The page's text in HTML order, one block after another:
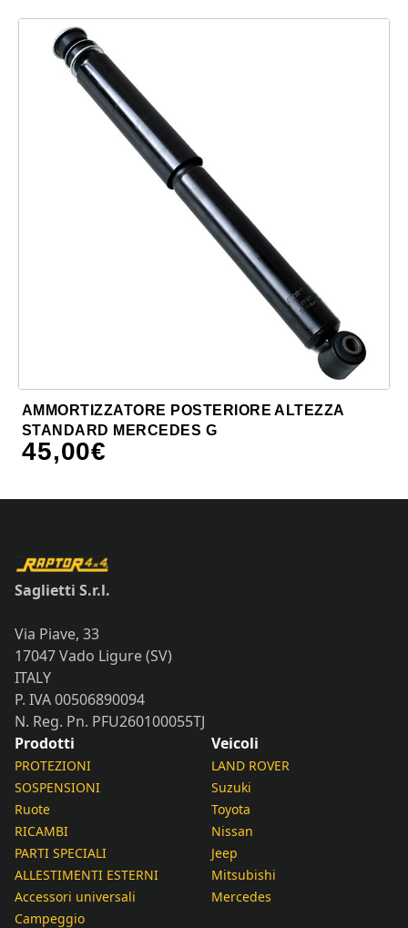
AMMORTIZZATORE POSTERIORE ALTEZZA
STANDARD MERCEDES G
45,00€
Saglietti S.r.l.
Via Piave, 33
17047 Vado Ligure (SV)
ITALY
P. IVA 00506890094
N. Reg. Pn. PFU260100055TJ
Prodotti
PROTEZIONI
SOSPENSIONI
Ruote
RICAMBI
PARTI SPECIALI
ALLESTIMENTI ESTERNI
Accessori universali
Campeggio
Veicoli
LAND ROVER
Suzuki
Toyota
Nissan
Jeep
Mitsubishi
Mercedes